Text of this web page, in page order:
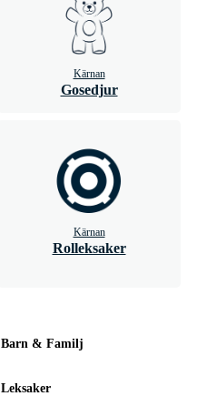
Kärnan
Gosedjur
Kärnan
Rolleksaker
Barn & Familj
Leksaker